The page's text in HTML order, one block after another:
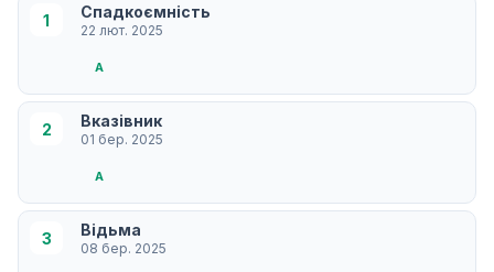
1 Спадкоємність
22 лют. 2025
A
2 Вказівник
01 бер. 2025
A
3 Відьма
08 бер. 2025